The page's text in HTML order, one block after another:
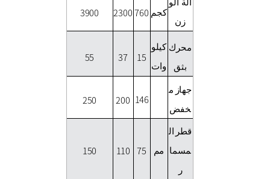
آلة الو
زن
كجم 760
2300
3900
محرك
بثق
كيلو
وات
15
37
55
جهاز م
خفض
146
200
250
قطر ال
مسما
ر
مم 75
110
150